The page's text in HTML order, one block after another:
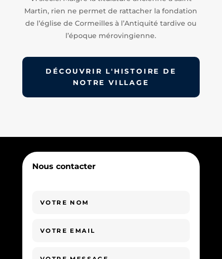
Martin, rien ne permet de rattacher la fondation
de l’église de Cormeilles à l’Antiquité tardive ou
l’époque mérovingienne.
DÉCOUVRIR L'HISTOIRE DE
NOTRE VILLAGE
Nous contacter